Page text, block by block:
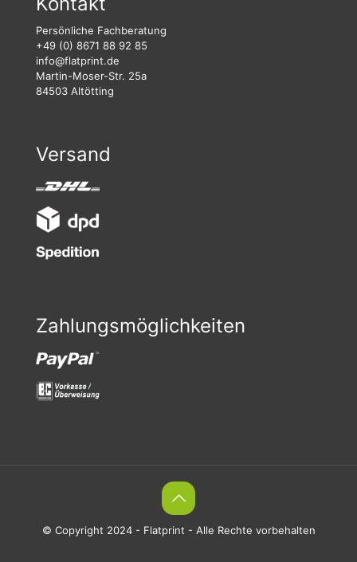
Persönliche Fachberatung
+49 (0) 8671 88 92 85
info@flatprint.de
Martin-Moser-Str. 25a
84503 Altötting
Versand
Zahlungsmöglichkeiten
© Copyright 2024 - Flatprint - Alle Rechte vorbehalten